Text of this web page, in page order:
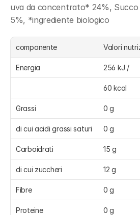
uva da concentrato* 24%,
5%, *ingrediente biologico
componente Valori
Energia 256 kJ /
60 kcal
Grassi 0 g
di cui acidi grassi saturi 0 g
Carboidrati 15 g
di cui zuccheri 12 g
Fibre 0 g
Proteine 0 g